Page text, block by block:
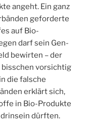
angeht. Ein ganz
geforderte
auf Bio-
darf sein Gen-
bewirten – der
bisschen vorsichtig
die falsche
erklärt sich,
in Bio-Produkte
dürften.